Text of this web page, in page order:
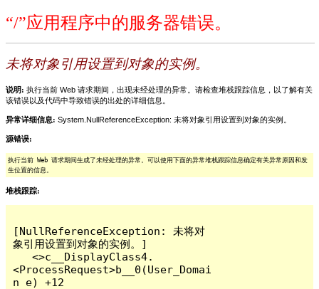
“/”应用程序中的服务器错误。
未将对象引用设置到对象的实例。
说明: 执行当前 Web 请求期间，出现未经处理的异常。请检查堆栈跟踪信息，以了解有关
该错误以及代码中导致错误的出处的详细信息。
异常详细信息: System.NullReferenceException: 未将对象引用设置到对象的实例。
源错误:
执行当前 Web 请求期间生成了未经处理的异常。可以使用下面的异常堆栈跟踪信息确定有关异常原因和发
生位置的信息。
堆栈跟踪:
[NullReferenceException: 未将对
象引用设置到对象的实例。]
   <>c__DisplayClass4.
<ProcessRequest>b__0(User_Domai
n e) +12